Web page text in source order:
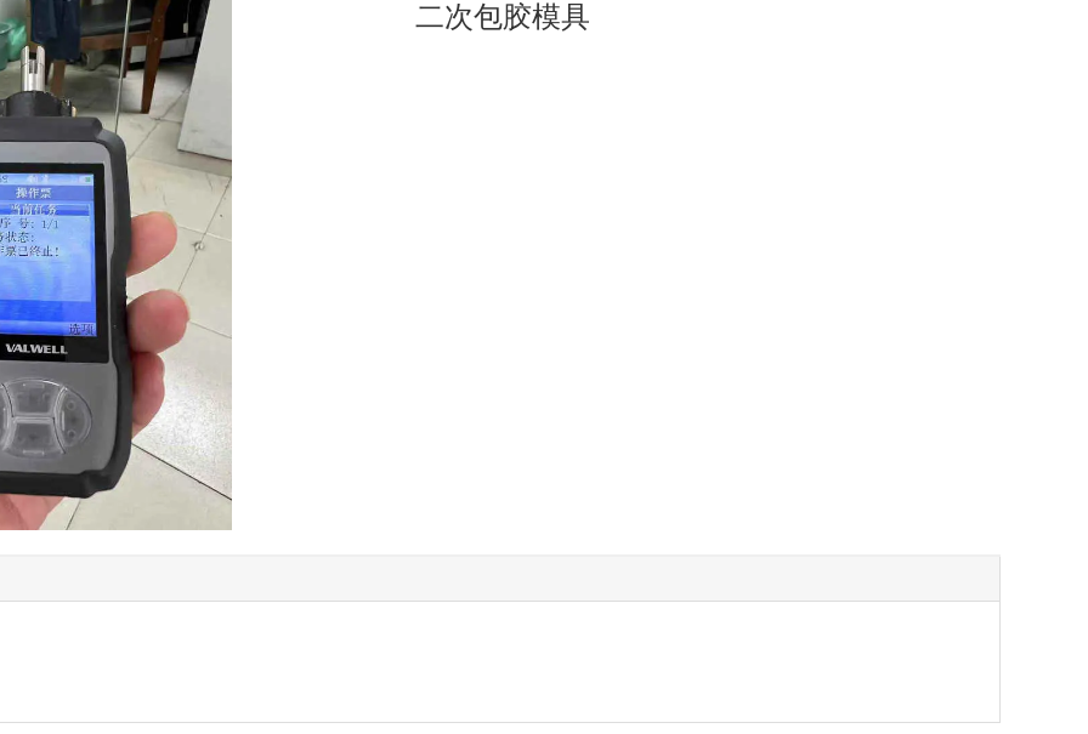
二次包胶模具